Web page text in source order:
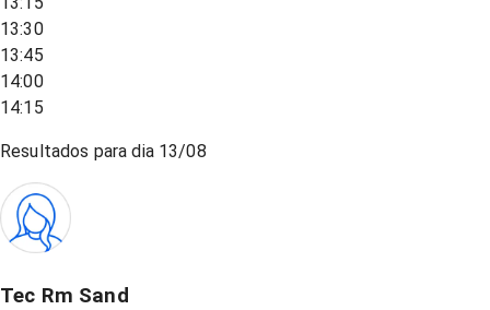
13:30
13:45
14:00
14:15
Resultados para dia 13/08
Tec Rm Sand